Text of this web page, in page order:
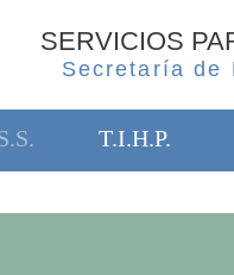
SERVICIOS
Secretaría de
T.I.H.P.